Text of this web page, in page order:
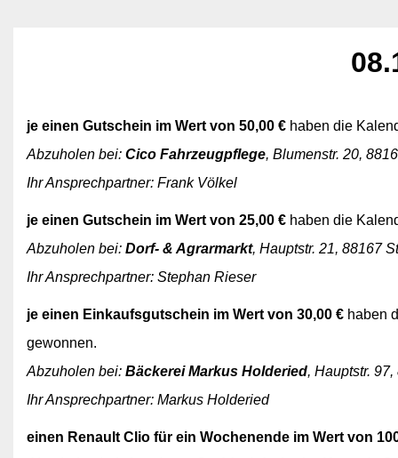
je einen Gutschein im Wert von 50,00 € haben die
Abzuholen bei: Cico Fahrzeugpflege, Blumenstr. 20,
Ihr Ansprechpartner: Frank Völkel
je einen Gutschein im Wert von 25,00 € haben die
Abzuholen bei: Dorf- & Agrarmarkt, Hauptstr. 21, 88167
Ihr Ansprechpartner: Stephan Rieser
je einen Einkaufsgutschein im Wert von 30,00 € haben
gewonnen.
Abzuholen bei: Bäckerei Markus Holderied, Hauptstr.
Ihr Ansprechpartner: Markus Holderied
einen Renault Clio für ein Wochenende im Wert von